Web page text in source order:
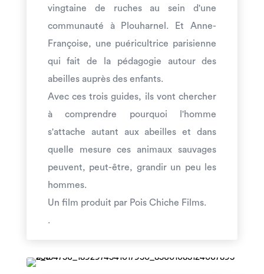
vingtaine de ruches au sein d'une
communauté à Plouharnel. Et Anne-
Françoise, une puéricultrice parisienne
qui fait de la pédagogie autour des
abeilles auprès des enfants.
Avec ces trois guides, ils vont chercher
à comprendre pourquoi l'homme
s'attache autant aux abeilles et dans
quelle mesure ces animaux sauvages
peuvent, peut-être, grandir un peu les
hommes.
Un film produit par Pois Chiche Films.
.